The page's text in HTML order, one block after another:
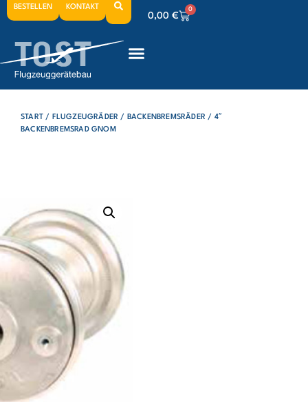
BESTELLEN KONTAKT
0,00 €
0
0,00€ 0
0,00€ 0
START / FLUGZEUGRÄDER / BACKENBREMSRÄDER / 4″
BACKENBREMSRAD GNOM